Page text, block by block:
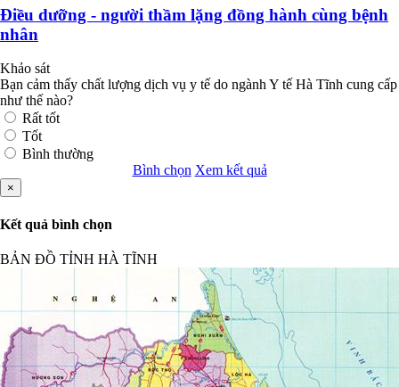
Điều dưỡng - người thầm lặng đồng hành cùng bệnh
nhân
Khảo sát
Bạn cảm thấy chất lượng dịch vụ y tế do ngành Y tế Hà Tĩnh cung cấp
như thế nào?
Rất tốt
Tốt
Bình thường
Bình chọn Xem kết quả
×
Kết quả bình chọn
BẢN ĐỒ TỈNH HÀ TĨNH